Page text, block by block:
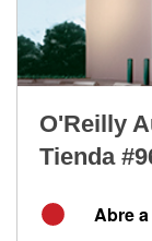
O'Reilly
Tienda
Abre